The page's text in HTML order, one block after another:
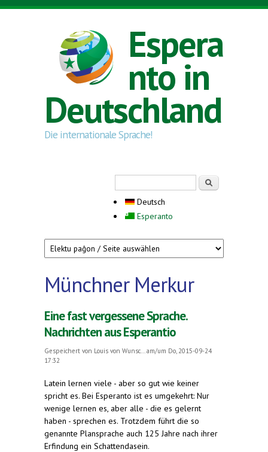
Direkt zum Inhalt
Espera
nto in
Deutschland
Die internationale Sprache!
Deutsch
Esperanto
Münchner Merkur
Eine fast vergessene Sprache.
Nachrichten aus Esperantio
Gespeichert von Louis von Wunsc...
am/um Do, 2015-09-24
17:32
Latein lernen viele - aber so gut wie keiner
spricht es. Bei Esperanto ist es umgekehrt: Nur
wenige lernen es, aber alle - die es gelernt
haben - sprechen es. Trotzdem führt die so
genannte Plansprache auch 125 Jahre nach ihrer
Erfindung ein Schattendasein.